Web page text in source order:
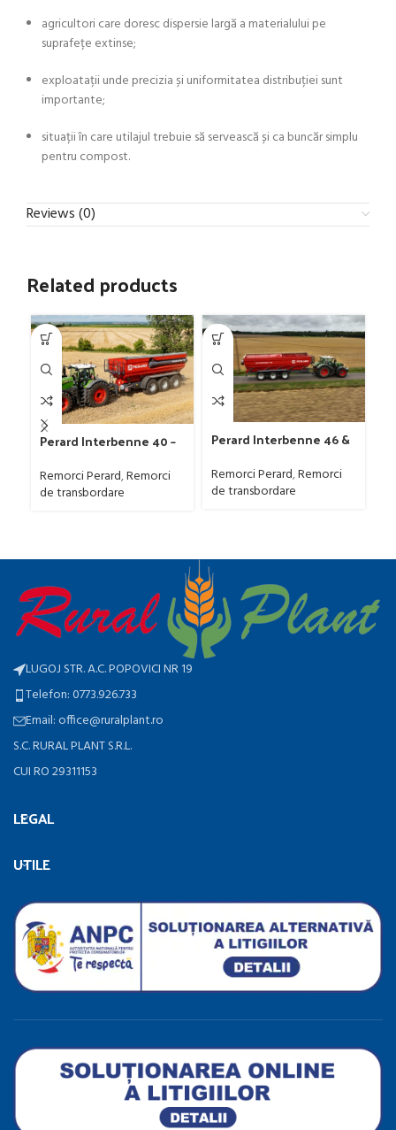
agricultori care doresc dispersie largă a materialului pe
suprafețe extinse;
exploatații unde precizia și uniformitatea distribuției sunt
importante;
situații în care utilajul trebuie să servească și ca buncăr simplu
pentru compost.
Reviews (0)
Related products
Perard Interbenne 40 –
transbordare cereale 40
m³
Remorci Perard,Remorci
de transbordare
Perard Interbenne 46 &
transbordare cereale
Remorci Perard,Remorci
de transbordare
LUGOJ STR. A.C. POPOVICI NR 19
Telefon: 0773.926.733
Email: office@ruralplant.ro
S.C. RURAL PLANT S.R.L.
CUI RO 29311153
LEGAL
UTILE